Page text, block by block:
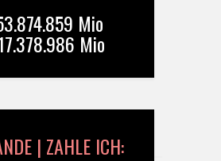
Mio
Mio
| ZAHLE ICH: